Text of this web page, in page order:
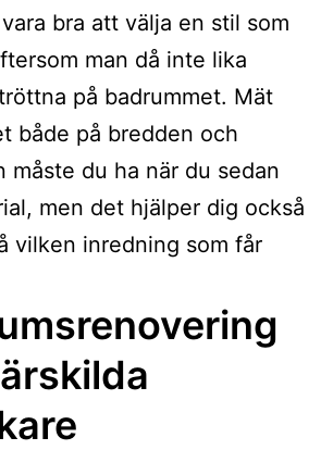
bra att välja en stil som
man då inte lika
på badrummet. Mät
både på bredden och
måste du ha när du sedan
men det hjälper dig också
vilken inredning som får